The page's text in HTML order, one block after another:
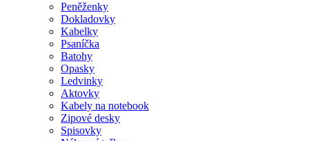
Peněženky
Dokladovky
Kabelky
Psaníčka
Batohy
Opasky
Ledvinky
Aktovky
Kabely na notebook
Zipové desky
Spisovky